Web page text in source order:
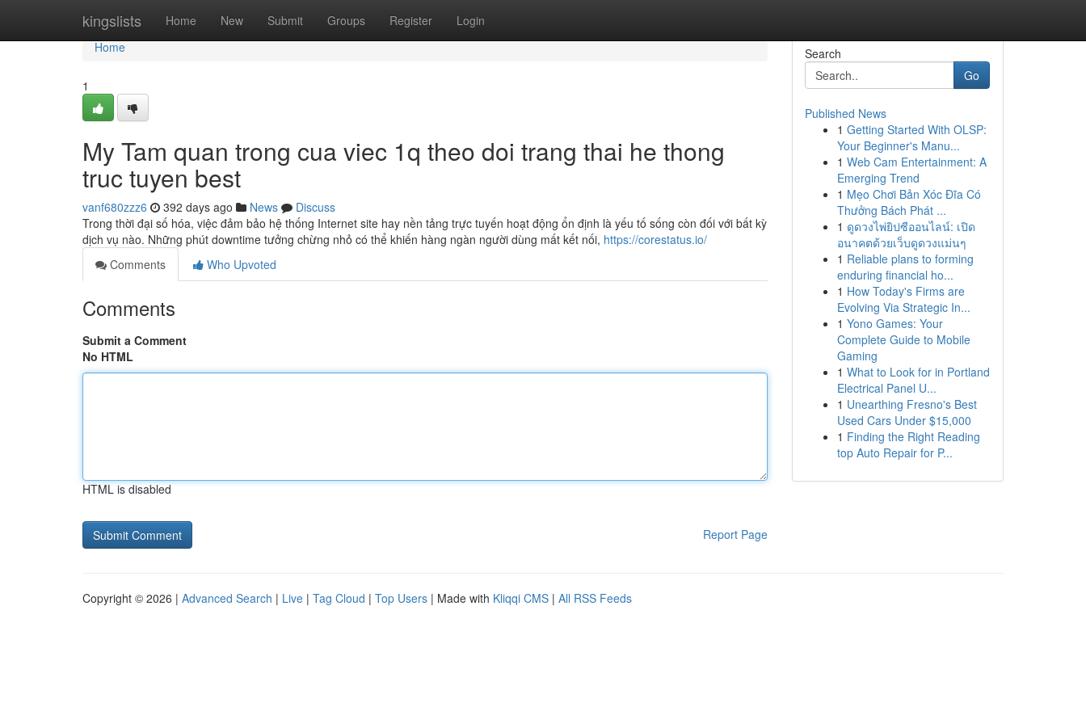
kingslists Home New Submit Groups Register Login
Home
Home
1
My Tam quan trong cua viec 1q theo doi trang thai he thong
truc tuyen best
vanf680zzz6 392 days ago News
Discuss
Trong thời đại số hóa, việc đảm bảo hệ thống Internet site hay nền tảng trực tuyến hoạt động ổn định là yếu tố sống còn đối với bất kỳ
dịch vụ nào. Những phút downtime tưởng chừng nhỏ có thể khiến hàng ngàn người dùng mất kết nối, https://corestatus.io/
Comments
Who Upvoted
Comments
Submit a Comment
No HTML
HTML is disabled
Report Page
Search
Go
Published News
1 Getting Started With OLSP:
Your Beginner's Manu...
1 Web Cam Entertainment: A
Emerging Trend
1 Mẹo Chơi Bản Xóc Đĩa Có
Thưởng Bách Phát ...
1 ดูดวงไพ่ยิปซีออนไลน์: เปิด
อนาคตด้วยเว็บดูดวงแม่นๆ
1 Reliable plans to forming
enduring financial ho...
1 How Today's Firms are
Evolving Via Strategic In...
1 Yono Games: Your
Complete Guide to Mobile
Gaming
1 What to Look for in Portland
Electrical Panel U...
1 Unearthing Fresno's Best
Used Cars Under $15,000
1 Finding the Right Reading
top Auto Repair for P...
Copyright © 2026 | Advanced Search | Live | Tag Cloud | Top Users | Made with Kliqqi CMS | All RSS Feeds